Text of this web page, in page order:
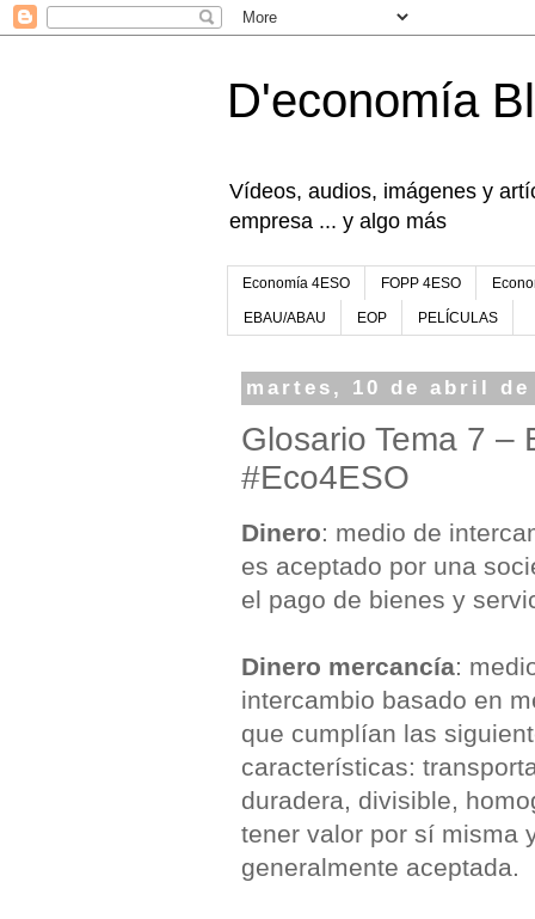
D'economía
Vídeos, audios, imágenes y
empresa ... y algo más
Economía 4ESO FOPP 4ESO
EBAU/ABAU EOP PELÍCULAS
martes, 10 de abril de
Glosario Tema 7 –
#Eco4ESO
Dinero: medio de
es aceptado por una
el pago de bienes y
Dinero mercancía:
intercambio basado en
que cumplían las
características:
duradera, divisible,
tener valor por sí misma
generalmente aceptada.